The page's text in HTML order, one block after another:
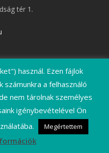
tér 1.
• Minden jog fenntartva!
használ. Ezen fájlok
számunkra a felhasználó
nem tárolnak személyes
igénybevételével Ön
Megértettem